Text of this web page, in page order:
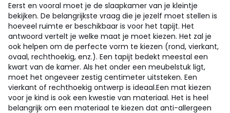
Eerst en vooral moet je de slaapkamer van je kleintje
bekijken. De belangrijkste vraag die je jezelf moet stellen is
hoeveel ruimte er beschikbaar is voor het tapijt. Het
antwoord vertelt je welke maat je moet kiezen. Het zal je
ook helpen om de perfecte vorm te kiezen (rond, vierkant,
ovaal, rechthoekig, enz.). Een tapijt bedekt meestal een
kwart van de kamer. Als het onder een meubelstuk ligt,
moet het ongeveer zestig centimeter uitsteken. Een
vierkant of rechthoekig ontwerp is ideaal.Een mat kiezen
voor je kind is ook een kwestie van materiaal. Het is heel
belangrijk om een materiaal te kiezen dat anti-allergeen